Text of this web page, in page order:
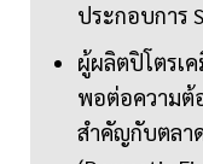
ประกอบการ
ผู้ผลิตปิโตรเ
พอต่อความต้
สำคัญกับตลา